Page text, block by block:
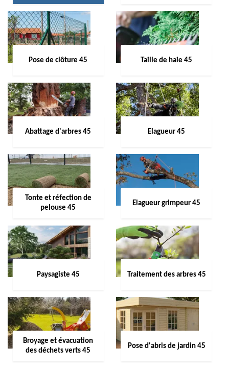
Pose de clôture 45 Taille de haie 45
Abattage d'arbres 45 Elagueur 45
Tonte et réfection de
pelouse 45
Elagueur grimpeur 45
Paysagiste 45 Traitement des arbres 45
Broyage et évacuation
des déchets verts 45
Pose d'abris de jardin 45